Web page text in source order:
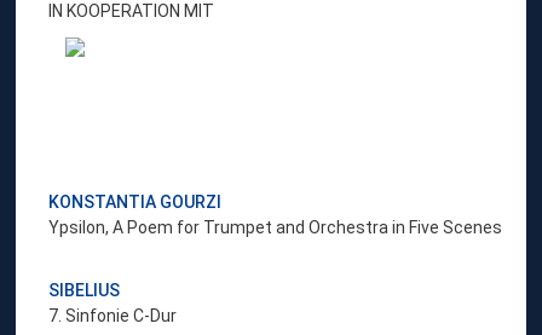
IN KOOPERATION MIT
KONSTANTIA GOURZI
Ypsilon, A Poem for Trumpet and Orchestra in Five Scenes
SIBELIUS
7. Sinfonie C-Dur